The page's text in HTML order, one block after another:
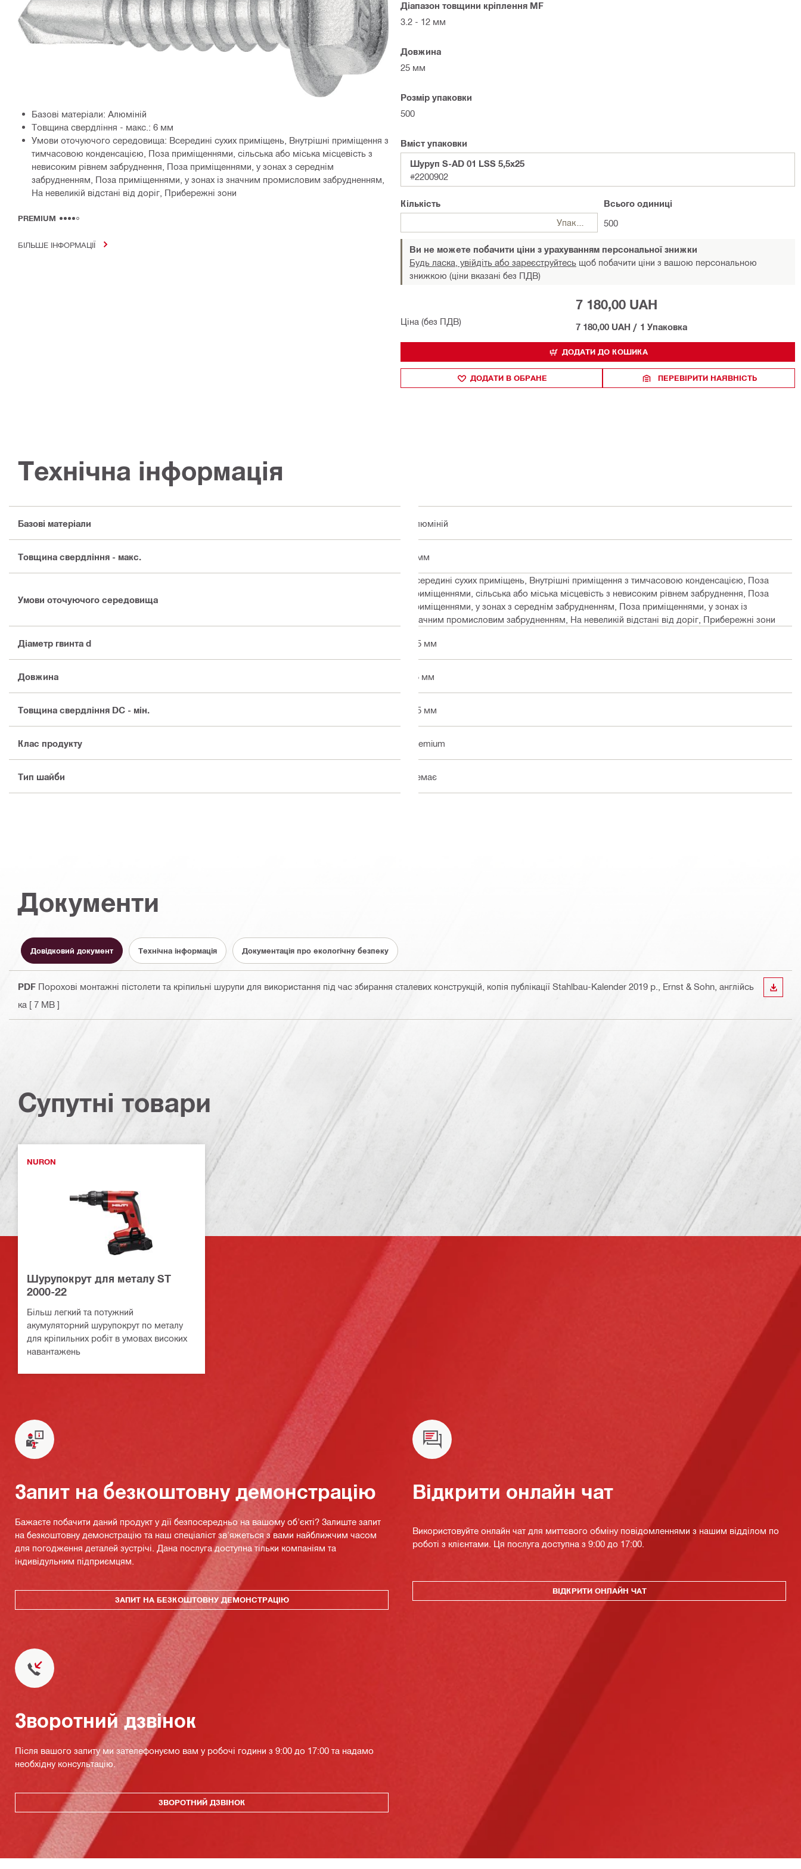
Базові матеріали: Алюміній
Товщина свердління - макс.: 6 мм
Умови оточуючого середовища: Всередині сухих приміщень, Внутрішні приміщення з
тимчасовою конденсацією, Поза приміщеннями, сільська або міська місцевість з
невисоким рівнем забруднення, Поза приміщеннями, у зонах з середнім
забрудненням, Поза приміщеннями, у зонах із значним промисловим забрудненням,
На невеликій відстані від доріг, Прибережні зони
PREMIUM
БІЛЬШЕ ІНФОРМАЦІЇ
Діапазон товщини кріплення MF
3.2 - 12 мм
Довжина
25 мм
Розмір упаковки
500
Вміст упаковки
Шуруп S-AD 01 LSS 5,5x25
#2200902
Кількість
Упаковка
Всього одиниці
500
Ви не можете побачити ціни з урахуванням персональної знижки
Будь ласка, увійдіть або зареєструйтесь щоб побачити ціни з вашою персональною
знижкою (ціни вказані без ПДВ)
Ціна (без ПДВ)
7 180,00 UAH
7 180,00 UAH / 1 Упаковка
ДОДАТИ ДО КОШИКА
ДОДАТИ В ОБРАНЕ ПЕРЕВІРИТИ НАЯВНІСТЬ
Технічна інформація
Базові матеріали Алюміній
Товщина свердління - макс. 6 мм
Умови оточуючого середовища
Всередині сухих приміщень, Внутрішні приміщення з тимчасовою конденсацією, Поза
приміщеннями, сільська або міська місцевість з невисоким рівнем забруднення, Поза
приміщеннями, у зонах з середнім забрудненням, Поза приміщеннями, у зонах із
значним промисловим забрудненням, На невеликій відстані від доріг, Прибережні зони
Діаметр гвинта d 5.5 мм
Довжина 25 мм
Товщина свердління DC - мін. 1.5 мм
Клас продукту Premium
Тип шайби Немає
Документи
Довідковий документ Технічна інформація Документація про екологічну безпеку
PDF Порохові монтажні пістолети та кріпильні шурупи для використання під час збирання сталевих конструкцій, копія публікації Stahlbau-Kalender 2019 р., Ernst & Sohn , англійсь
ка [ 7 MB ]
Супутні товари
NURON
Шурупокрут для металу ST
2000-22
Більш легкий та потужний
акумуляторний шурупокрут по металу
для кріпильних робіт в умовах високих
навантажень
Запит на безкоштовну демонстрацію
Бажаєте побачити даний продукт у дії безпосередньо на вашому об'єкті? Залиште запит
на безкоштовну демонстрацію та наш спеціаліст зв'яжеться з вами найближчим часом
для погодження деталей зустрічі. Дана послуга доступна тільки компаніям та
індивідульним підприємцям.
ЗАПИТ НА БЕЗКОШТОВНУ ДЕМОНСТРАЦІЮ
Відкрити онлайн чат
Використовуйте онлайн чат для миттєвого обміну повідомленнями з нашим відділом по
роботі з клієнтами. Ця послуга доступна з 9:00 до 17:00.
ВІДКРИТИ ОНЛАЙН ЧАТ
Зворотний дзвінок
Після вашого запиту ми зателефонуємо вам у робочі години з 9:00 до 17:00 та надамо
необхідну консультацію.
ЗВОРОТНИЙ ДЗВІНОК